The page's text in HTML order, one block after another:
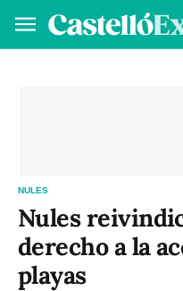
NULES
Nules
derecho a la
playas